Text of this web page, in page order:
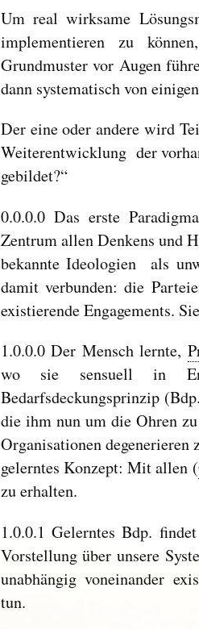
Um real wirksame
implementieren zu
Grundmuster vor Augen
dann systematisch von
Der eine oder andere wird
Weiterentwicklung der
gebildet?“
0.0.0.0 Das erste
Zentrum allen Denkens und
bekannte Ideologien als
damit verbunden: die
existierende Engagements.
1.0.0.0 Der Mensch lernte,
wo sie sensuell in
Bedarfsdeckungsprinzip
die ihm nun um die Ohren
Organisationen
gelerntes Konzept: Mit allen (
zu erhalten.
1.0.0.1 Gelerntes Bdp.
Vorstellung über unsere
unabhängig voneinander
tun.